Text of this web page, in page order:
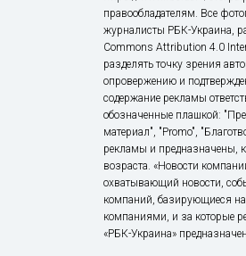
правообладателям. Все
журналисты РБК-Украина,
Commons Attribution 4.0
разделять точку зрения
опровержению и
содержание рекламы
обозначенные плашкой:
материал", "Promo",
рекламы и предназначены,
возраста. «Новости
охватывающий новости,
компаний, базирующиеся
компаниями, и за которые
«РБК-Украина»